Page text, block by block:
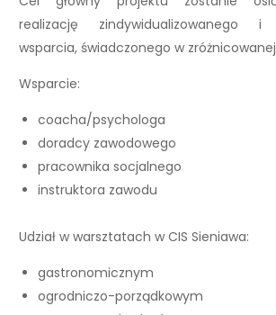
realizację zindywidualizowanego i
wsparcia, świadczonego w
Wsparcie:
coacha/psychologa
doradcy zawodowego
pracownika socjalnego
instruktora zawodu
Udział w warsztatach w CIS Sieniawa:
gastronomicznym
ogrodniczo-porządkowym